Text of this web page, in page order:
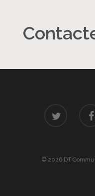
© 2026 DT